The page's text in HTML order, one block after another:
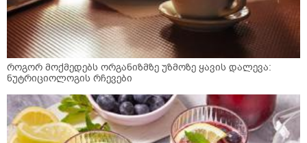
როგორ მოქმედებს ორგანიზმზე უზმოზე ყავის დალევა:
ნუტრიციოლოგის რჩევები